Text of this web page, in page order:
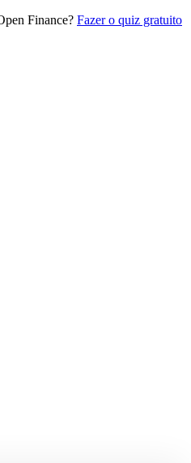
Finance? Fazer o quiz gratuito